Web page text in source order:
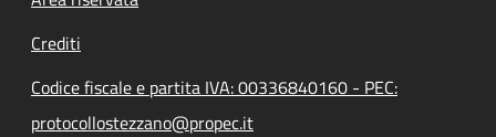
Crediti
Codice fiscale e partita IVA: 00336840160 - PEC:
protocollostezzano@propec.it